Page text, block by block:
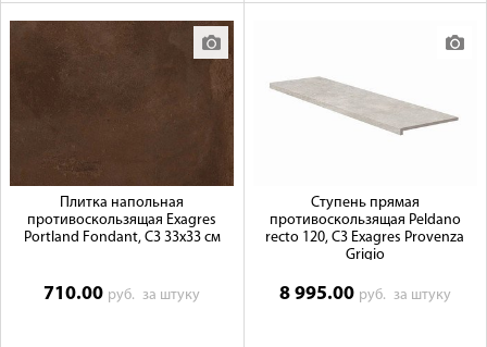
Плитка напольная
противоскользящая Exagres
Portland Fondant, C3 33x33 см
710.00 руб.за штуку
Ступень прямая
противоскользящая Peldano
recto 120, C3 Exagres Provenza
Grigio
8 995.00 руб. за штуку